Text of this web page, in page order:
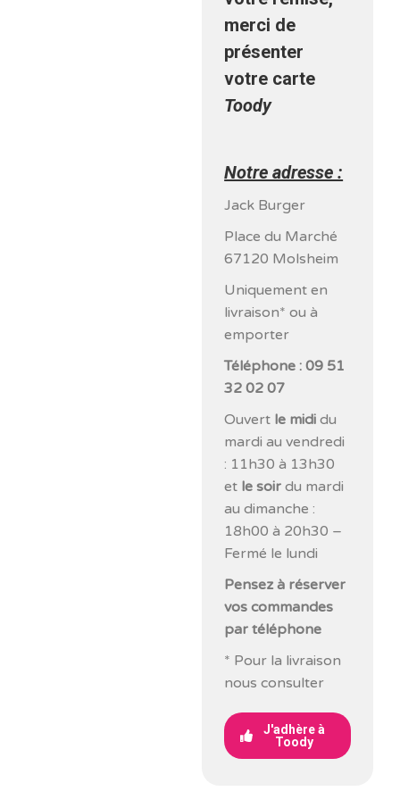
merci de
présenter
votre carte
Toody
Notre adresse :
Jack Burger
Place du Marché
67120 Molsheim
Uniquement en
livraison* ou à
emporter
Téléphone : 09 51
32 02 07
Ouvert le mididu
mardi au vendredi
: 11h30 à 13h30
et le soirdu mardi
au dimanche :
18h00 à 20h30 –
Fermé le lundi
Pensez à réserver
vos commandes
par téléphone
* Pour la livraison
nous consulter
J'adhère à
Toody